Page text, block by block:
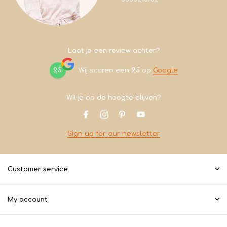
Laat je een review achter?
9,5 Wij scoren een 9,5 op Google
Wil je op de hoogte blijven?
Sign up for our newsletter
Customer service
My account